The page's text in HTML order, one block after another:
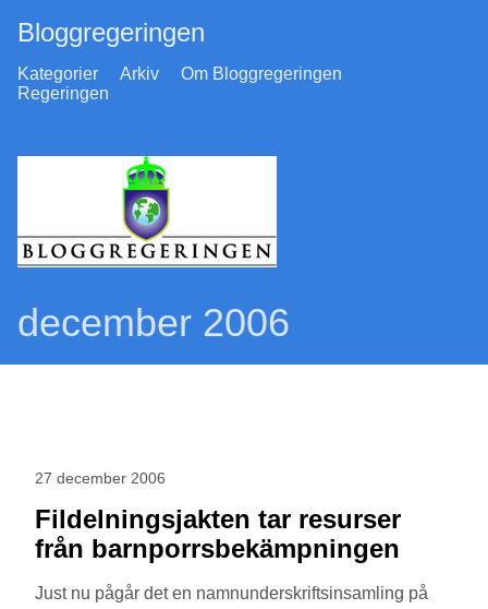
Bloggregeringen
Kategorier Arkiv
Om Bloggregeringen
Regeringen
december 2006
27 december 2006
Fildelningsjakten tar resurser
från barnporrsbekämpningen
Just nu pågår det en namnunderskriftsinsamling på